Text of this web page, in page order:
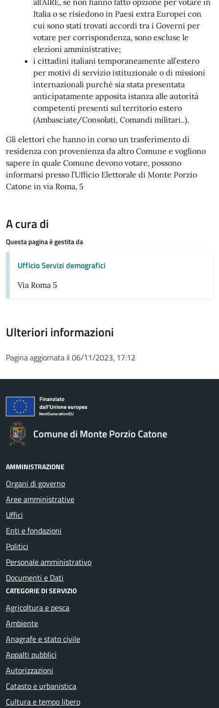
Italia o se risiedono in Paesi extra Europei con
cui sono stati trovati accordi tra i Governi per
votare per corrispondenza, sono escluse le
elezioni amministrative;
i cittadini italiani temporaneamente all’estero
per motivi di servizio istituzionale o di missioni
internazionali purché sia stata presentata
anticipatamente apposita istanza alle autorità
competenti presenti sul territorio estero
(Ambasciate/Consolati, Comandi militari..).
Gli elettori che hanno in corso un trasferimento di
residenza con provenienza da altro Comune e vogliono
sapere in quale Comune devono votare, possono
informarsi presso l’Ufficio Elettorale di Monte Porzio
Catone in via Roma, 5
A cura di
Questa pagina è gestita da
Ufficio Servizi demografici
Via Roma 5
Ulteriori informazioni
Pagina aggiornata il 06/11/2023, 17:12
Comune di Monte Porzio Catone
AMMINISTRAZIONE
Organi di governo
Aree amministrative
Uffici
Enti e fondazioni
Politici
Personale amministrativo
Documenti e Dati
CATEGORIE DI SERVIZIO
Agricoltura e pesca
Ambiente
Anagrafe e stato civile
Appalti pubblici
Autorizzazioni
Catasto e urbanistica
Cultura e tempo libero